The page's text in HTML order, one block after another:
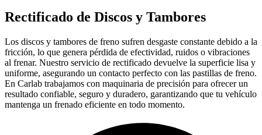
Rectificado de Discos y Tambores
Los discos y tambores de freno sufren desgaste constante debido a la
fricción, lo que genera pérdida de efectividad, ruidos o vibraciones
al frenar. Nuestro servicio de rectificado devuelve la superficie lisa y
uniforme, asegurando un contacto perfecto con las pastillas de freno.
En Carlab trabajamos con maquinaria de precisión para ofrecer un
resultado confiable, seguro y duradero, garantizando que tu vehículo
mantenga un frenado eficiente en todo momento.